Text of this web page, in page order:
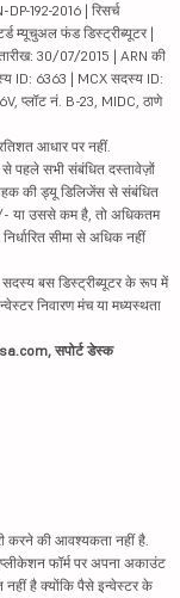
192-2016 | रिसर्च
म्यूचुअल फंड डिस्ट्रीब्यूटर |
30/07/2015 | ARN की
ID: 6363 | MCX सदस्य ID:
प्लॉट नं. B-23, MIDC, ठाणे
आधार पर नहीं.
से पहले सभी संबंधित दस्तावेज़ों
की ड्यू डिलिजेंस से संबंधित
या उससे कम है, तो अधिकतम
सीमा से अधिक नहीं
बस डिस्ट्रीब्यूटर के रूप में
निवारण मंच या मध्यस्थता
सपोर्ट डेस्क
करने की आवश्यकता नहीं है.
फॉर्म पर अपना अकाउंट
है क्योंकि पैसे इन्वेस्टर के